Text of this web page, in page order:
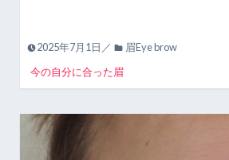
2025年7月1日／
眉Eye brow
今の自分に合った眉